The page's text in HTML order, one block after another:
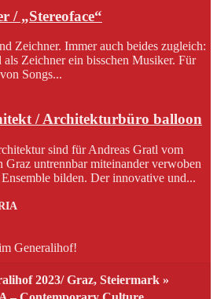
/ „Stereoface“
Zeichner. Immer auch beides zugleich:
Zeichner ein bisschen Musiker. Für
Songs...
/ Architekturbüro balloon
sind für Andreas Gratl vom
untrennbar miteinander verwoben
bilden. Der innovative und...
Generalihof!
2023/ Graz, Steiermark »